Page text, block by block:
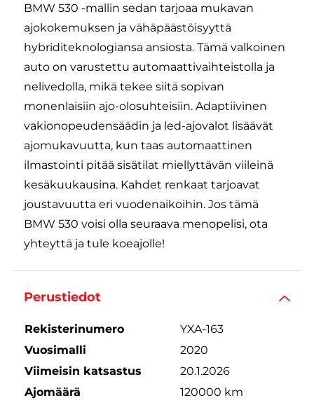
BMW 530 -mallin sedan tarjoaa mukavan
ajokokemuksen ja vähäpäästöisyyttä
hybriditeknologiansa ansiosta. Tämä valkoinen
auto on varustettu automaattivaihteistolla ja
nelivedolla, mikä tekee siitä sopivan
monenlaisiin ajo-olosuhteisiin. Adaptiivinen
vakionopeudensäädin ja led-ajovalot lisäävät
ajomukavuutta, kun taas automaattinen
ilmastointi pitää sisätilat miellyttävän viileinä
kesäkuukausina. Kahdet renkaat tarjoavat
joustavuutta eri vuodenaikoihin. Jos tämä
BMW 530 voisi olla seuraava menopelisi, ota
yhteyttä ja tule koeajolle!
Perustiedot
Rekisterinumero
YXA-163
Vuosimalli
2020
Viimeisin katsastus
20.1.2026
Ajomäärä
120000 km